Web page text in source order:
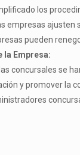
los
empresas ajusten
pueden
la Empresa:
concursales se
y promover la